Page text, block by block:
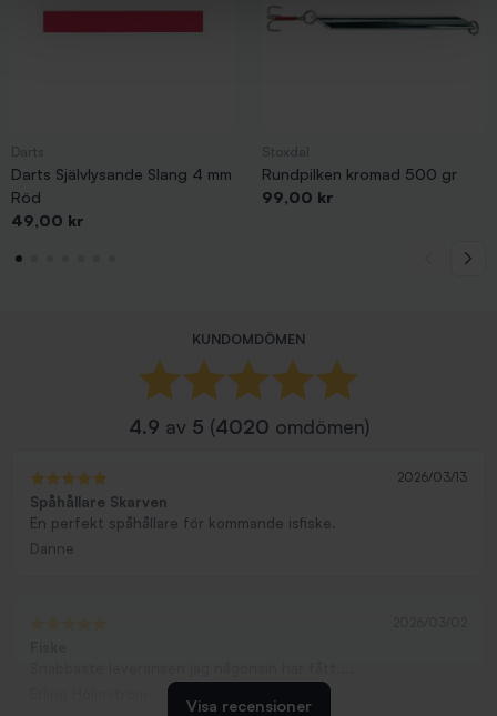
Darts Självlysande Slang 4 mm
Röd
Pris
49,00 kr
Rundpilken kromad 500 gr
Pris
99,00 kr
KUNDOMDÖMEN
4.9 av 5 (4020 omdömen)
2026/03/13
Spåhållare Skarven
En perfekt spåhållare för kommande isfiske.
Danne
Visa recensioner